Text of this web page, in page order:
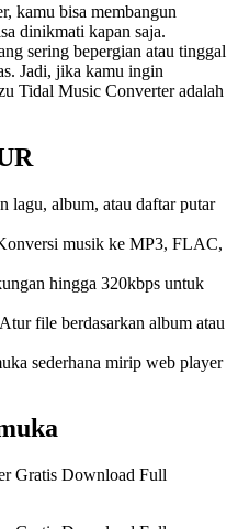
kamu bisa membangun
dinikmati kapan saja.
sering bepergian atau tinggal
Jadi, jika kamu ingin
Tidal Music Converter adalah
lagu, album, atau daftar putar
musik ke MP3, FLAC,
hingga 320kbps untuk
file berdasarkan album atau
sederhana mirip web player